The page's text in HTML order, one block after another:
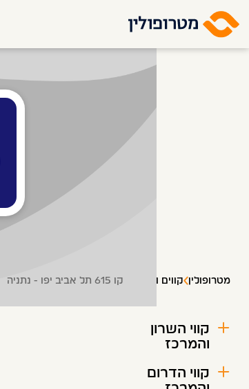
מטרופולין קווים ותחנות קו 615 תל אביב יפו - נתניה
קווי השרון
והמרכז
קווי הדרום